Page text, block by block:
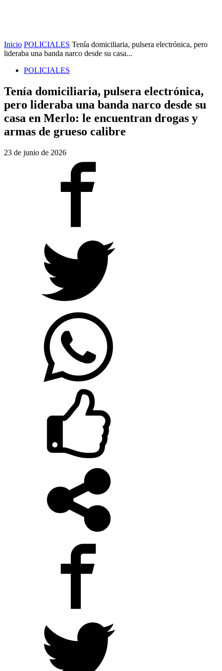
Inicio POLICIALES Tenía domiciliaria, pulsera electrónica, pero
lideraba una banda narco desde su casa...
POLICIALES
Tenía domiciliaria, pulsera electrónica,
pero lideraba una banda narco desde su
casa en Merlo: le encuentran drogas y
armas de grueso calibre
23 de junio de 2026